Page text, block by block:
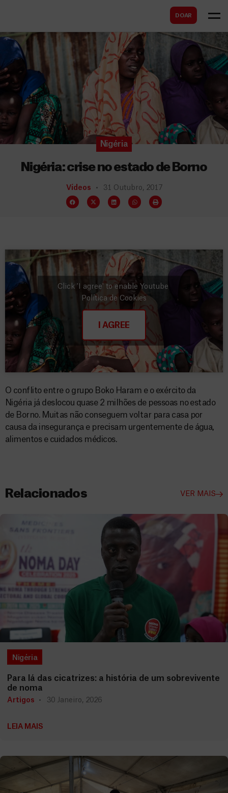
DOAR
a
r
Nigéria
Nigéria: crise no estado de Borno
Vídeos 31 Outubro, 2017
Click 'I agree' to enable Youtube
Política de Cookies
I AGREE
O conflito entre o grupo Boko Haram e o exército da
Nigéria já deslocou quase 2 milhões de pessoas no estado
de Borno. Muitas não conseguem voltar para casa por
causa da insegurança e precisam urgentemente de água,
alimentos e cuidados médicos.
Relacionados VER MAIS
Nigéria
Para lá das cicatrizes: a história de um sobrevivente
de noma
Artigos 30 Janeiro, 2026
LEIA MAIS
s
c
a
r